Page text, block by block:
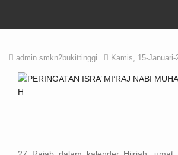
admin smkn2bukittinggi Kamis, 15-Januari-